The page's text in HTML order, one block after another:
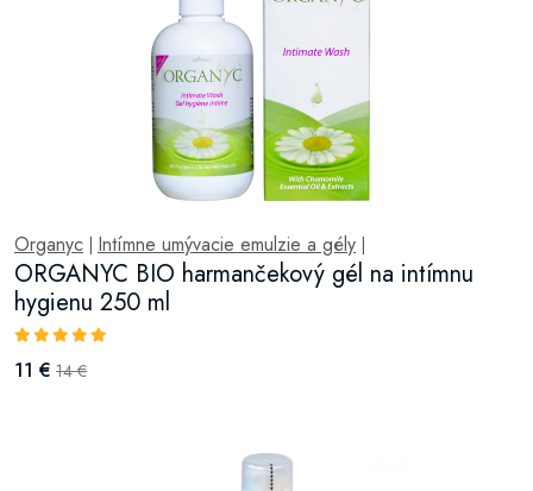
Organyc Intímne umývacie emulzie a gély
ORGANYC BIO harmančekový gél na intímnu
hygienu 250 ml
11 € 14 €